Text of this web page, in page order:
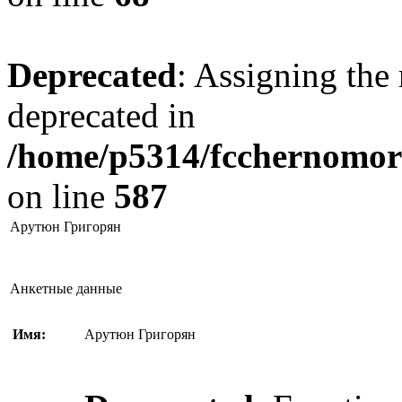
Deprecated: Assigning the
deprecated in
/home/p5314/
on line 587
Арутюн Григорян
Анкетные данные
Имя: Арутюн Григорян